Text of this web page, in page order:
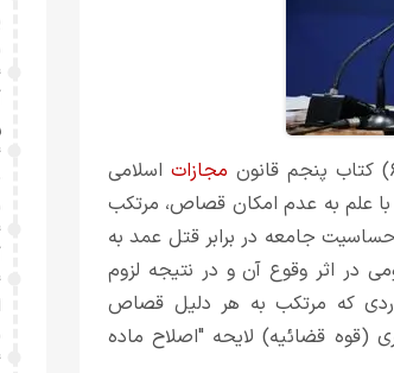
مجازاتاسلامی
با علم به عدم امکان قصاص، ‌مرتکب
جامعه در برابر قتل عمد به
در اثر وقوع آن و در نتیجه لزوم
که مرتکب به هر دلیل قصاص
(قوه قضائیه) لایحه "اصلاح ماده